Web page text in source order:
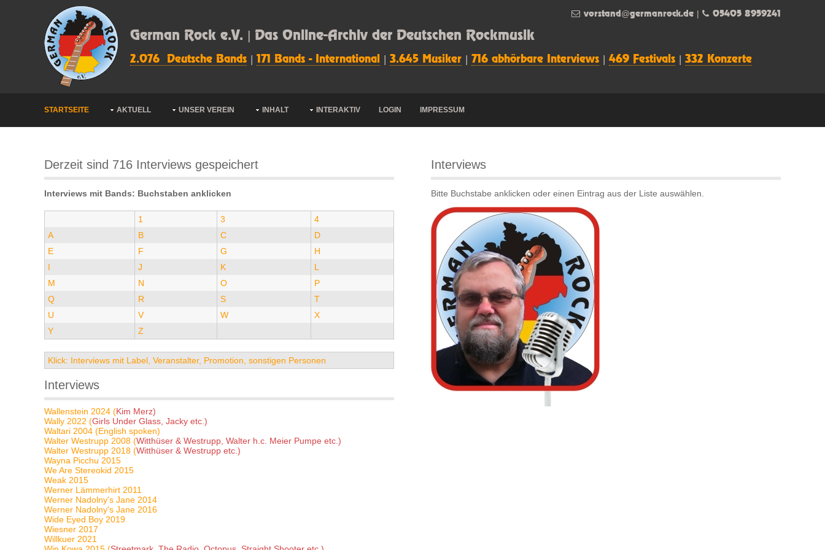
German Rock e.V. | Das Online-Archiv der Deutschen Rockmusik
2.076 Deutsche Bands 171 Bands - International 3.645 Musiker 716 abhörbare Interviews 469 Festivals 332 Konzerte
vorstand@germanrock.de 05405 8959241
STARTSEITE AKTUELL UNSER VEREIN INHALT INTERAKTIV LOGIN IMPRESSUM
Derzeit sind 716 Interviews gespeichert
Interviews mit Bands: Buchstaben anklicken
1 3
4
A
B C
D
E
F G
H
I
J K
L
M
N O
P
Q
R S
T
U
V W
X
Y
Z
Klick: Interviews mit Label, Veranstalter, Promotion, sonstigen Personen
Interviews
Wallenstein 2024 (Kim Merz)
Wally 2022 (Girls Under Glass, Jacky etc.)
Waltari 2004 (English spoken)
Walter Westrupp 2008 (Witthüser & Westrupp, Walter h.c. Meier Pumpe etc.)
Walter Westrupp 2018 (Witthüser & Westrupp etc.)
Wayna Picchu 2015
We Are Stereokid 2015
Weak 2015
Werner Lämmerhirt 2011
Werner Nadolny's Jane 2014
Werner Nadolny's Jane 2016
Wide Eyed Boy 2019
Wiesner 2017
Willkuer 2021
Interviews
Bitte Buchstabe anklicken oder einen Eintrag aus der Liste auswählen.